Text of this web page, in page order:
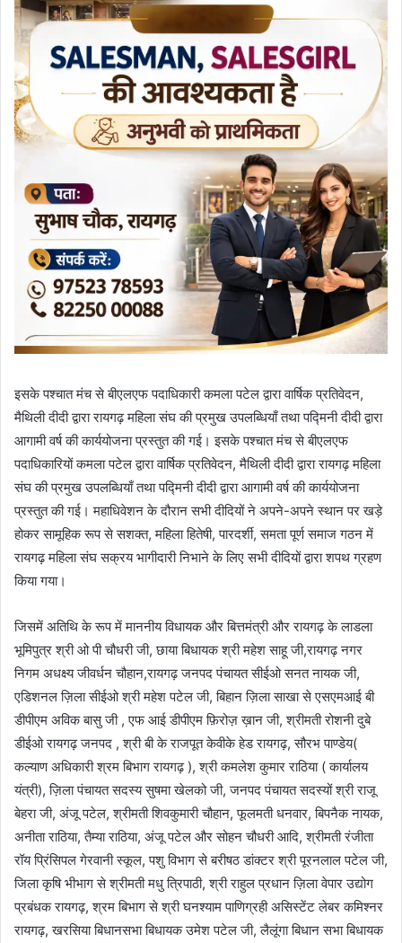
इसके पश्चात मंच से बीएलएफ पदाधिकारी कमला पटेल द्वारा वार्षिक प्रतिवेदन,
मैथिली दीदी द्वारा रायगढ़ महिला संघ की प्रमुख उपलब्धियाँ तथा पद्मिनी दीदी द्वारा
आगामी वर्ष की कार्ययोजना प्रस्तुत की गई। इसके पश्चात मंच से बीएलएफ
पदाधिकारियों कमला पटेल द्वारा वार्षिक प्रतिवेदन, मैथिली दीदी द्वारा रायगढ़ महिला
संघ की प्रमुख उपलब्धियाँ तथा पद्मिनी दीदी द्वारा आगामी वर्ष की कार्ययोजना
प्रस्तुत की गई। महाधिवेशन के दौरान सभी दीदियों ने अपने-अपने स्थान पर खड़े
होकर सामूहिक रूप से सशक्त, महिला हितेषी, पारदर्शी, समता पूर्ण समाज गठन में
रायगढ़ महिला संघ सक्रय भागीदारी निभाने के लिए सभी दीदियों द्वारा शपथ ग्रहण
किया गया।
जिसमें अतिथि के रूप में माननीय विधायक और बित्तमंत्री और रायगढ़ के लाडला
भूमिपुत्र श्री ओ पी चौधरी जी, छाया बिधायक श्री महेश साहू जी,रायगढ़ नगर
निगम अधक्ष्य जीवर्धन चौहान,रायगढ़ जनपद पंचायत सीईओ सनत नायक जी,
एडिशनल ज़िला सीईओ श्री महेश पटेल जी, बिहान ज़िला साखा से एसएमआई बी
डीपीएम अविक बासु जी , एफ आई डीपीएम फ़िरोज़ ख़ान जी, श्रीमती रोशनी दुबे
डीईओ रायगढ़ जनपद , श्री बी के राजपूत केवीके हेड रायगढ़, सौरभ पाण्डेय(
कल्याण अधिकारी श्रम बिभाग रायगढ़ ), श्री कमलेश कुमार राठिया ( कार्यालय
यंत्री), ज़िला पंचायत सदस्य सुषमा खेलको जी, जनपद पंचायत सदस्यों श्री राजू
बेहरा जी, अंजू पटेल, श्रीमती शिवकुमारी चौहान, फूलमती धनवार, बिपनैक नायक,
अनीता राठिया, तैम्या राठिया, अंजू पटेल और सोहन चौधरी आदि, श्रीमती रंजीता
रॉय प्रिंसिपल गेरवानी स्कूल, पशु विभाग से बरीषठ डांक्टर श्री पूरनलाल पटेल जी,
जिला कृषि भीभाग से श्रीमती मधु त्रिपाठी, श्री राहुल प्रधान ज़िला वेपार उद्योग
प्रबंधक रायगढ़, श्रम बिभाग से श्री घनश्याम पाणिग्रही असिस्टेंट लेबर कमिश्नर
रायगढ़, खरसिया बिधानसभा बिधायक उमेश पटेल जी, लैलूंगा बिधान सभा बिधायक